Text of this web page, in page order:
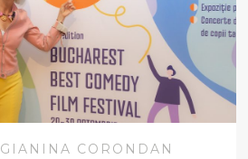
GIANINA CORONDAN